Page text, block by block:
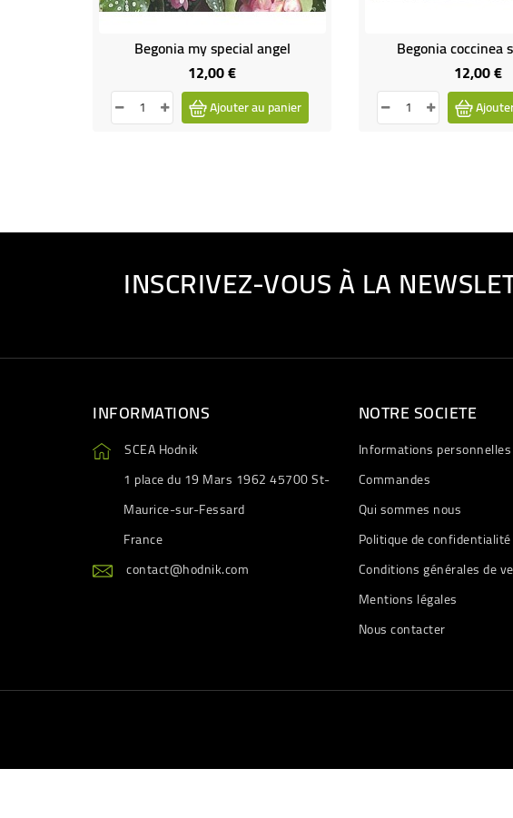
Begonia my special angel
12,00 €Prix
Ajouter au panier
Begonia coccinea
12,00 €Prix
INSCRIVEZ-VOUS À LA
INFORMATIONS
SCEA Hodnik
1 place du 19 Mars 1962 45700 St-
Maurice-sur-Fessard
France
contact@hodnik.com
NOTRE SOCIETE
Informations personnelles
Commandes
Qui sommes nous
Politique de confidentialité
Conditions générales de
Mentions légales
Nous contacter